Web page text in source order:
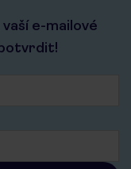
e-mailové